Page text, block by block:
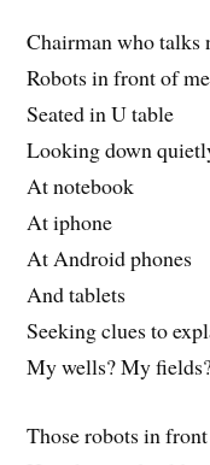
Chairman who talks
Robots in front of me
Seated in U table
Looking down
At notebook
At iphone
At Android phones
And tablets
Seeking clues to
My wells? My
Those robots in